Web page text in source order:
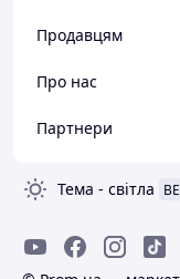
Продавцям
Про нас
Партнери
Тема - світла